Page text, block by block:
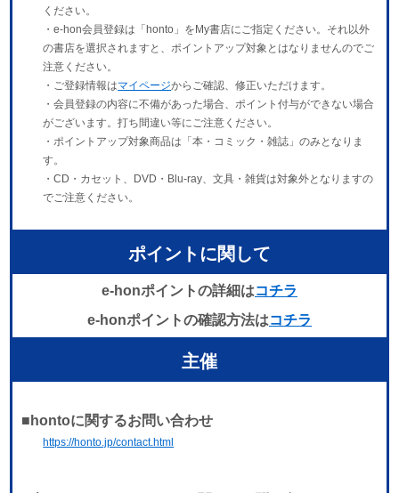
ください。
・e-hon会員登録は「honto」をMy書店にご指定ください。それ以外
の書店を選択されますと、ポイントアップ対象とはなりませんのでご
注意ください。
・ご登録情報はマイページからご確認、修正いただけます。
・会員登録の内容に不備があった場合、ポイント付与ができない場合
がございます。打ち間違い等にご注意ください。
・ポイントアップ対象商品は「本・コミック・雑誌」のみとなりま
す。
・CD・カセット、DVD・Blu-ray、文具・雑貨は対象外となりますの
でご注意ください。
ポイントに関して
e-honポイントの詳細はコチラ
e-honポイントの確認方法はコチラ
主催
■hontoに関するお問い合わせ
https://honto.jp/contact.html